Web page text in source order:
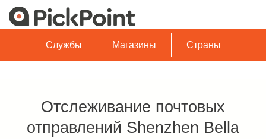
Службы Магазины Страны
Отслеживание почтовых
отправлений Shenzhen Bella